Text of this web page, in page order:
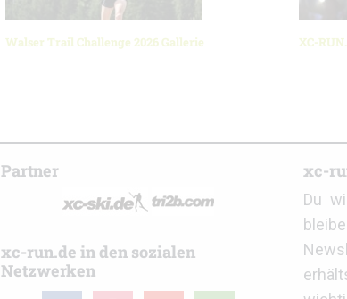
Walser Trail Challenge 2026 Gallerie XC-
Partner
xc-run.de in den sozialen
Netzwerken
xc-
Du